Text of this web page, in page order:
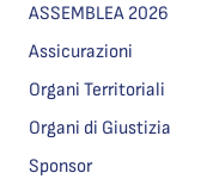
ASSEMBLEA 2026
Assicurazioni
Organi Territoriali
Organi di Giustizia
Sponsor